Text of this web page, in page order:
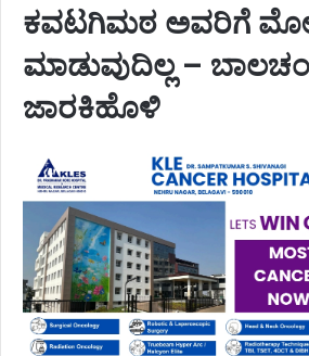
ಕವಟಗಿಮಠ ಅವರಿಗೆ
ಮಾಡುವುದಿಲ್ಲ –
ಜಾರಕಿಹೊಳಿ